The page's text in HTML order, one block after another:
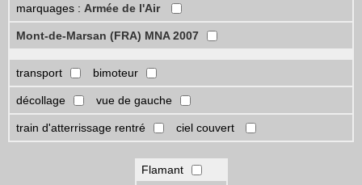
marquages : Armée de l'Air
Mont-de-Marsan (FRA) MNA 2007
transport bimoteur
décollage vue de gauche
train d'atterrissage rentré ciel couvert
Flamant